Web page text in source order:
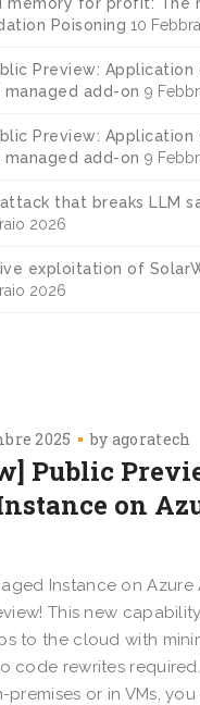
Poisoning 10
Preview:
managed add-on 9
Preview:
managed add-on 9
that breaks LLM
2026
exploitation of
2026
2025 by agoratech
Public
on
Instance on Azure
This new
to the cloud with
code rewrites
premises or in VMs,